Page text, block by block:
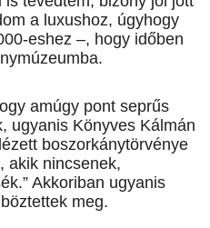
a luxushoz, úgyhogy
eshez –, hogy időben
amúgy pont seprűs
ugyanis Könyves Kálmán
boszorkánytörvénye
akik nincsenek,
Akkoriban ugyanis
meg.